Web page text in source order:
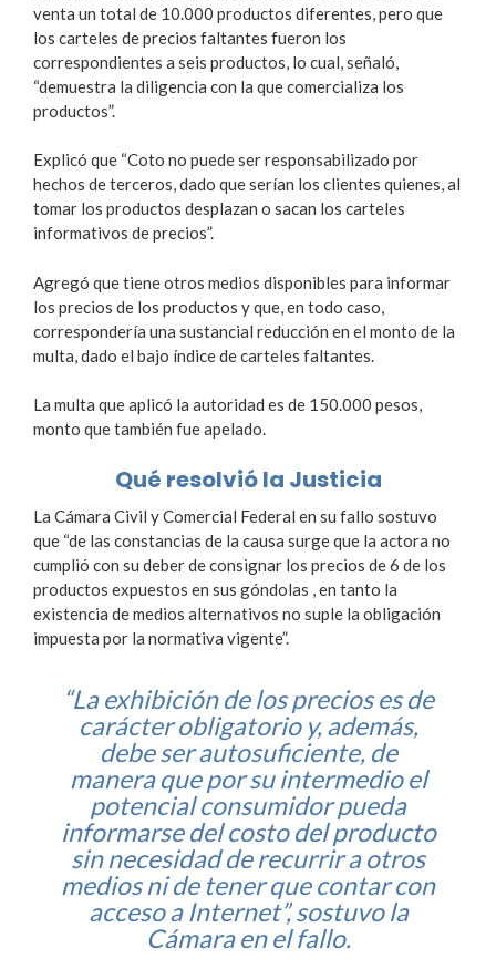
venta un total de 10.000 productos diferentes, pero que
los carteles de precios faltantes fueron los
correspondientes a seis productos, lo cual, señaló,
“demuestra la diligencia con la que comercializa los
productos”.
Explicó que “Coto no puede ser responsabilizado por
hechos de terceros, dado que serían los clientes quienes, al
tomar los productos desplazan o sacan los carteles
informativos de precios”.
Agregó que tiene otros medios disponibles para informar
los precios de los productos y que, en todo caso,
correspondería una sustancial reducción en el monto de la
multa, dado el bajo índice de carteles faltantes.
La multa que aplicó la autoridad es de 150.000 pesos,
monto que también fue apelado.
Qué resolvió la Justicia
La Cámara Civil y Comercial Federal en su fallo sostuvo
que “de las constancias de la causa surge que la actora no
cumplió con su deber de consignar los precios de 6 de los
productos expuestos en sus góndolas , en tanto la
existencia de medios alternativos no suple la obligación
impuesta por la normativa vigente”.
“La exhibición de los precios es de
carácter obligatorio y, además,
debe ser autosuficiente, de
manera que por su intermedio el
potencial consumidor pueda
informarse del costo del producto
sin necesidad de recurrir a otros
medios ni de tener que contar con
acceso a Internet”, sostuvo la
Cámara en el fallo.